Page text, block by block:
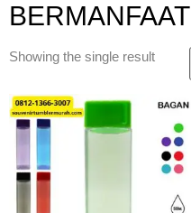
BERMANFAAT
Showing the single result